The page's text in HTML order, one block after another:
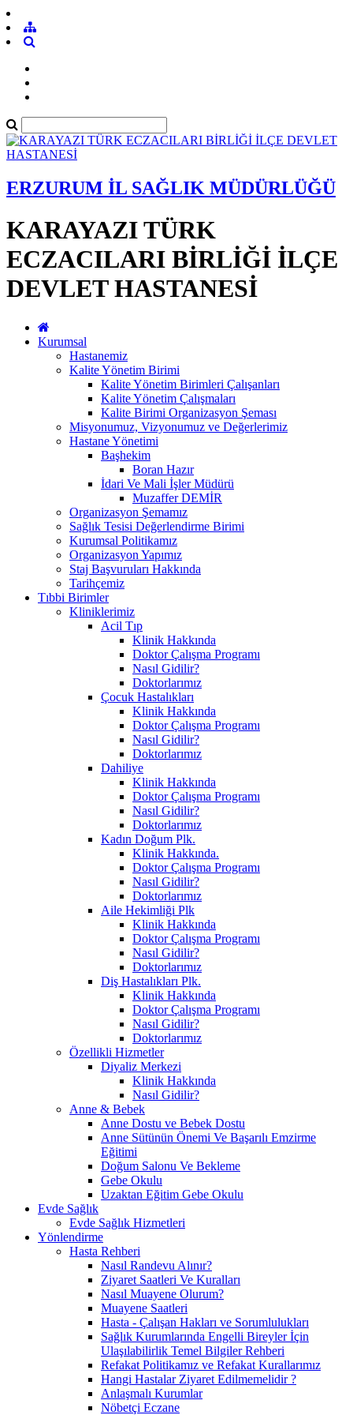
ERZURUM İL SAĞLIK MÜDÜRLÜĞÜ
KARAYAZI TÜRK
ECZACILARI BİRLİĞİ İLÇE
DEVLET HASTANESİ
Kurumsal
Hastanemiz
Kalite Yönetim Birimi
Kalite Yönetim Birimleri Çalışanları
Kalite Yönetim Çalışmaları
Kalite Birimi Organizasyon Şeması
Misyonumuz, Vizyonumuz ve Değerlerimiz
Hastane Yönetimi
Başhekim
Boran Hazır
İdari Ve Mali İşler Müdürü
Muzaffer DEMİR
Organizasyon Şemamız
Sağlık Tesisi Değerlendirme Birimi
Kurumsal Politikamız
Organizasyon Yapımız
Staj Başvuruları Hakkında
Tarihçemiz
Tıbbi Birimler
Kliniklerimiz
Acil Tıp
Klinik Hakkında
Doktor Çalışma Programı
Nasıl Gidilir?
Doktorlarımız
Çocuk Hastalıkları
Klinik Hakkında
Doktor Çalışma Programı
Nasıl Gidilir?
Doktorlarımız
Dahiliye
Klinik Hakkında
Doktor Çalışma Programı
Nasıl Gidilir?
Doktorlarımız
Kadın Doğum Plk.
Klinik Hakkında.
Doktor Çalışma Programı
Nasıl Gidilir?
Doktorlarımız
Aile Hekimliği Plk
Klinik Hakkında
Doktor Çalışma Programı
Nasıl Gidilir?
Doktorlarımız
Diş Hastalıkları Plk.
Klinik Hakkında
Doktor Çalışma Programı
Nasıl Gidilir?
Doktorlarımız
Özellikli Hizmetler
Diyaliz Merkezi
Klinik Hakkında
Nasıl Gidilir?
Anne & Bebek
Anne Dostu ve Bebek Dostu
Anne Sütünün Önemi Ve Başarılı Emzirme
Eğitimi
Doğum Salonu Ve Bekleme
Gebe Okulu
Uzaktan Eğitim Gebe Okulu
Evde Sağlık
Evde Sağlık Hizmetleri
Yönlendirme
Hasta Rehberi
Nasıl Randevu Alınır?
Ziyaret Saatleri Ve Kuralları
Nasıl Muayene Olurum?
Muayene Saatleri
Hasta - Çalışan Hakları ve Sorumlulukları
Sağlık Kurumlarında Engelli Bireyler İçin
Ulaşılabilirlik Temel Bilgiler Rehberi
Refakat Politikamız ve Refakat Kurallarımız
Hangi Hastalar Ziyaret Edilmemelidir ?
Anlaşmalı Kurumlar
Nöbetçi Eczane